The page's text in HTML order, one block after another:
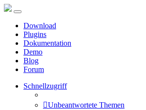
Download
Plugins
Dokumentation
Demo
Blog
Forum
Schnellzugriff
Unbeantwortete Themen